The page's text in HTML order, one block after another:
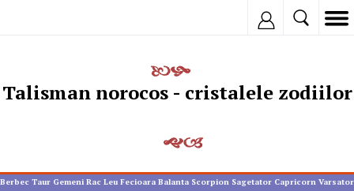
Talisman norocos - cristalele zodiilor
Berbec Taur Gemeni Rac Leu Fecioara Balanta Scorpion Sagetator Capricorn Varsator